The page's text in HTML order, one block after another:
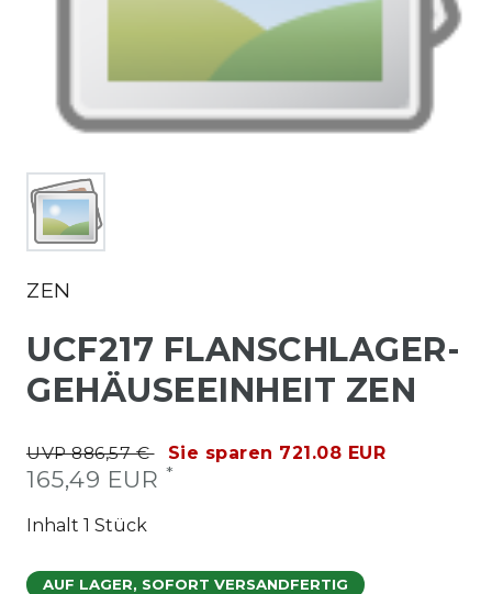
ZEN
UCF217 FLANSCHLAGER-
GEHÄUSEEINHEIT ZEN
UVP 886,57 € Sie sparen 721.08 EUR
165,49 EUR *
Inhalt 1 Stück
AUF LAGER, SOFORT VERSANDFERTIG